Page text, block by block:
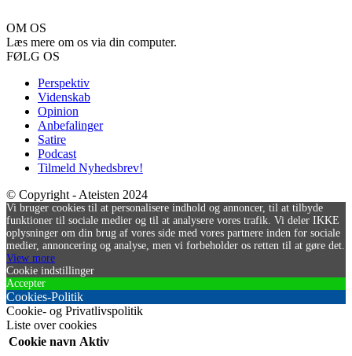
OM OS
Læs mere om os via din computer.
FØLG OS
Perspektiv
Videnskab
Opinion
Anbefalinger
Satire
Podcast
Tilmeld Nyhedsbrev!
© Copyright - Ateisten 2024
Vi bruger cookies til at personalisere indhold og annoncer, til at tilbyde
funktioner til sociale medier og til at analysere vores trafik. Vi deler IKKE
oplysninger om din brug af vores side med vores partnere inden for sociale
medier, annoncering og analyse, men vi forbeholder os retten til at gøre det.
View more
Cookie indstillinger
Accepter
Cookies-Politik
Cookie- og Privatlivspolitik
Liste over cookies
Cookie navn Aktiv